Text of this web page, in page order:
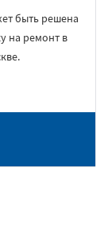
быть решена
на ремонт в